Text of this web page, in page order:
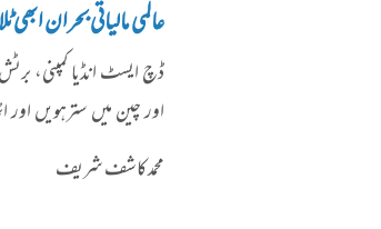
عالمی مالیاتی بحران ابھی
ڈچ ایسٹ انڈیا کمپنی،
اور چین میں سترہویں
محمد کاشف شریف